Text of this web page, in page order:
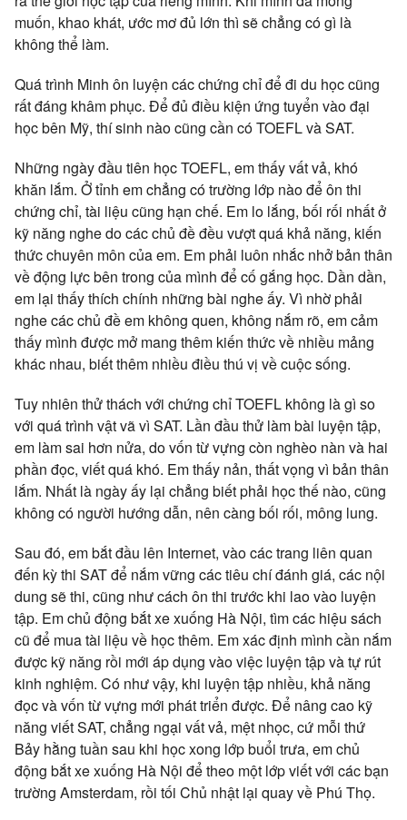
muốn, khao khát, ước mơ đủ lớn thì sẽ chẳng có gì là
không thể làm.
Quá trình Minh ôn luyện các chứng chỉ để đi du học cũng
rất đáng khâm phục. Để đủ điều kiện ứng tuyển vào đại
học bên Mỹ, thí sinh nào cũng cần có TOEFL và SAT.
Những ngày đầu tiên học TOEFL, em thấy vất vả, khó
khăn lắm. Ở tỉnh em chẳng có trường lớp nào để ôn thi
chứng chỉ, tài liệu cũng hạn chế. Em lo lắng, bối rối nhất ở
kỹ năng nghe do các chủ đề đều vượt quá khả năng, kiến
thức chuyên môn của em. Em phải luôn nhắc nhở bản thân
về động lực bên trong của mình để cố gắng học. Dần dần,
em lại thấy thích chính những bài nghe ấy. Vì nhờ phải
nghe các chủ đề em không quen, không nắm rõ, em cảm
thấy mình được mở mang thêm kiến thức về nhiều mảng
khác nhau, biết thêm nhiều điều thú vị về cuộc sống.
Tuy nhiên thử thách với chứng chỉ TOEFL không là gì so
với quá trình vật vã vì SAT. Lần đầu thử làm bài luyện tập,
em làm sai hơn nửa, do vốn từ vựng còn nghèo nàn và hai
phần đọc, viết quá khó. Em thấy nản, thất vọng vì bản thân
lắm. Nhất là ngày ấy lại chẳng biết phải học thế nào, cũng
không có người hướng dẫn, nên càng bối rối, mông lung.
Sau đó, em bắt đầu lên Internet, vào các trang liên quan
đến kỳ thi SAT để nắm vững các tiêu chí đánh giá, các nội
dung sẽ thi, cũng như cách ôn thi trước khi lao vào luyện
tập. Em chủ động bắt xe xuống Hà Nội, tìm các hiệu sách
cũ để mua tài liệu về học thêm. Em xác định mình cần nắm
được kỹ năng rồi mới áp dụng vào việc luyện tập và tự rút
kinh nghiệm. Có như vậy, khi luyện tập nhiều, khả năng
đọc và vốn từ vựng mới phát triển được. Để nâng cao kỹ
năng viết SAT, chẳng ngại vất vả, mệt nhọc, cứ mỗi thứ
Bảy hằng tuần sau khi học xong lớp buổi trưa, em chủ
động bắt xe xuống Hà Nội để theo một lớp viết với các bạn
trường Amsterdam, rồi tối Chủ nhật lại quay về Phú Thọ.